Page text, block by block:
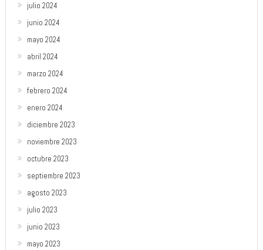
julio 2024
junio 2024
mayo 2024
abril 2024
marzo 2024
febrero 2024
enero 2024
diciembre 2023
noviembre 2023
octubre 2023
septiembre 2023
agosto 2023
julio 2023
junio 2023
mayo 2023